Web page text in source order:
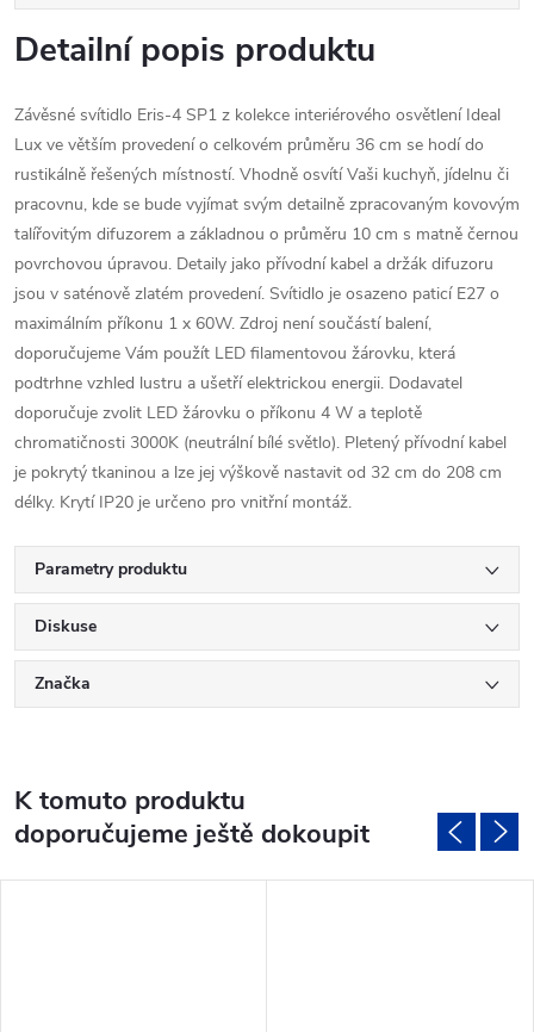
Detailní popis produktu
Závěsné svítidlo Eris-4 SP1 z kolekce interiérového osvětlení Ideal
Lux ve větším provedení o celkovém průměru 36 cm se hodí do
rustikálně řešených místností. Vhodně osvítí Vaši kuchyň, jídelnu či
pracovnu, kde se bude vyjímat svým detailně zpracovaným kovovým
talířovitým difuzorem a základnou o průměru 10 cm s matně černou
povrchovou úpravou. Detaily jako přívodní kabel a držák difuzoru
jsou v saténově zlatém provedení. Svítidlo je osazeno paticí E27 o
maximálním příkonu 1 x 60W. Zdroj není součástí balení,
doporučujeme Vám použít LED filamentovou žárovku, která
podtrhne vzhled lustru a ušetří elektrickou energii. Dodavatel
doporučuje zvolit LED žárovku o příkonu 4 W a teplotě
chromatičnosti 3000K (neutrální bílé světlo). Pletený přívodní kabel
je pokrytý tkaninou a lze jej výškově nastavit od 32 cm do 208 cm
délky. Krytí IP20 je určeno pro vnitřní montáž.
Parametry produktu
Diskuse
Značka
K tomuto produktu
doporučujeme ještě dokoupit